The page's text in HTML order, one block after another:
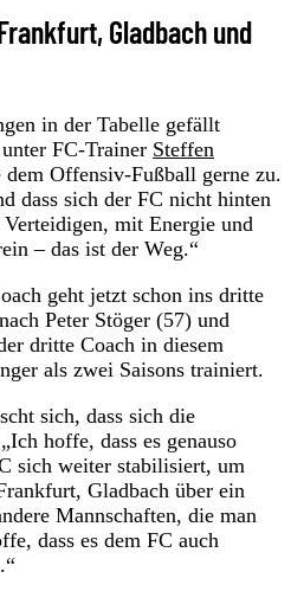
Gladbach und
in der Tabelle gefällt
FC-Trainer Steffen
Offensiv-Fußball gerne zu.
dass sich der FC nicht hinten
mit Energie und
– das ist der Weg.“
geht jetzt schon ins dritte
Peter Stöger (57) und
dritte Coach in diesem
als zwei Saisons trainiert.
sich, dass sich die
hoffe, dass es genauso
sich weiter stabilisiert, um
Gladbach über ein
Mannschaften, die man
dass es dem FC auch